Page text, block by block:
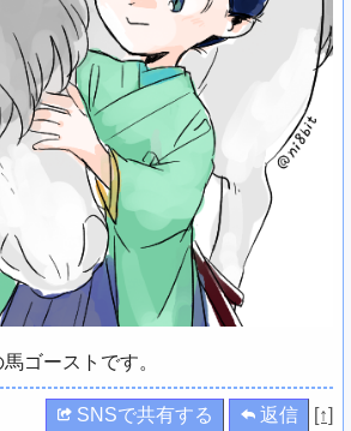
ゴーストです。
SNSで共有する 返信 [↑]